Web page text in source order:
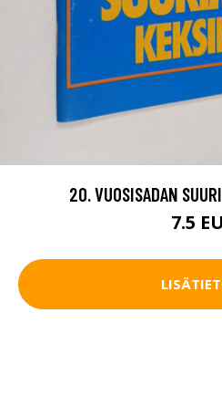
20. VUOSISADAN
7.5